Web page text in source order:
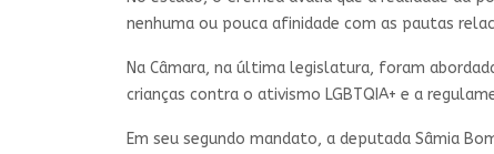
nenhuma ou pouca afinidade com as pautas
Na Câmara, na última legislatura, foram
crianças contra o ativismo LGBTQIA+ e a
Em seu segundo mandato, a deputada Sâmia